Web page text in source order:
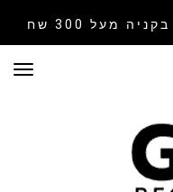
בקניה מעל 300 שח